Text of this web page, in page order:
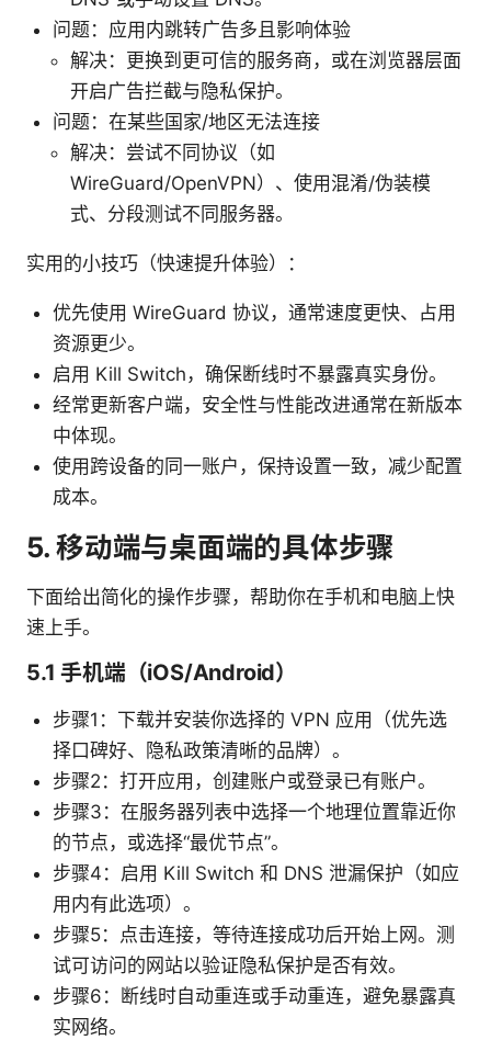
问题：应用内跳转广告多且影响体验
解决：更换到更可信的服务商，或在浏览器层面
开启广告拦截与隐私保护。
问题：在某些国家/地区无法连接
解决：尝试不同协议（如
WireGuard/OpenVPN）、使用混淆/伪装模
式、分段测试不同服务器。
实用的小技巧（快速提升体验）：
优先使用 WireGuard 协议，通常速度更快、占用
资源更少。
启用 Kill Switch，确保断线时不暴露真实身份。
经常更新客户端，安全性与性能改进通常在新版本
中体现。
使用跨设备的同一账户，保持设置一致，减少配置
成本。
5. 移动端与桌面端的具体步骤
下面给出简化的操作步骤，帮助你在手机和电脑上快
速上手。
5.1 手机端（iOS/Android）
步骤1：下载并安装你选择的 VPN 应用（优先选
择口碑好、隐私政策清晰的品牌）。
步骤2：打开应用，创建账户或登录已有账户。
步骤3：在服务器列表中选择一个地理位置靠近你
的节点，或选择“最优节点”。
步骤4：启用 Kill Switch 和 DNS 泄漏保护（如应
用内有此选项）。
步骤5：点击连接，等待连接成功后开始上网。测
试可访问的网站以验证隐私保护是否有效。
步骤6：断线时自动重连或手动重连，避免暴露真
实网络。